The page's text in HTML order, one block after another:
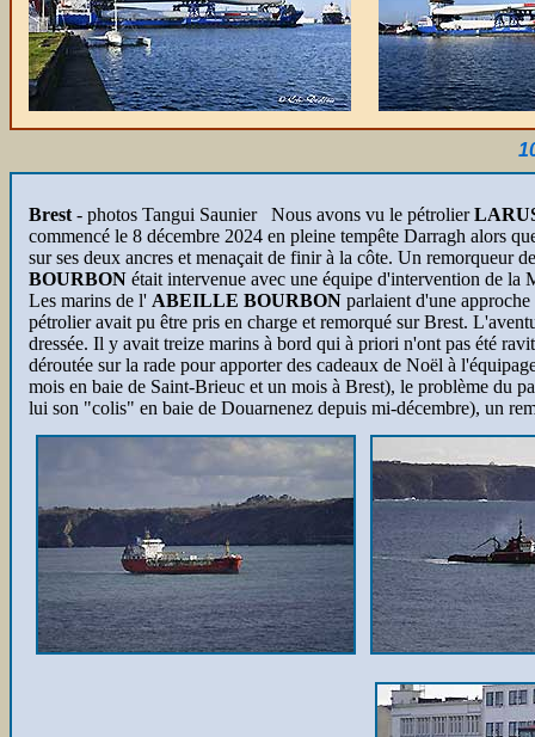
Brest - photos Tangui Saunier Nous avons vu le pétrolier
commencé le 8 décembre 2024 en pleine tempête Darragh alors
sur ses deux ancres et menaçait de finir à la côte. Un remorqueur
BOURBON était intervenue avec une équipe d'intervention de la
Les marins de l' ABEILLE BOURBON parlaient d'une
pétrolier avait pu être pris en charge et remorqué sur Brest.
dressée. Il y avait treize marins à bord qui à priori n'ont pas été
déroutée sur la rade pour apporter des cadeaux de Noël à
mois en baie de Saint-Brieuc et un mois à Brest), le problème du
lui son "colis" en baie de Douarnenez depuis mi-décembre), un